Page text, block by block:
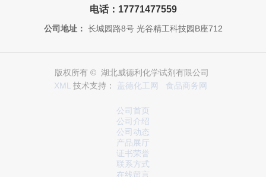
电话：17771477559
公司地址： 长城园路8号 光谷精工科技园B座712
版权所有 © 湖北威德利化学试剂有限公司
XML 技术支持： 盖德化工网 食品商务网
公司首页
公司介绍
公司动态
产品展厅
证书荣誉
联系方式
在线留言